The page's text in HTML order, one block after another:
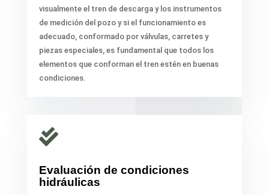
visualmente el tren de descarga y los instrumentos
de medición del pozo y si el funcionamiento es
adecuado, conformado por válvulas, carretes y
piezas especiales, es fundamental que todos los
elementos que conforman el tren estén en buenas
condiciones.

Evaluación de condiciones
hidráulicas